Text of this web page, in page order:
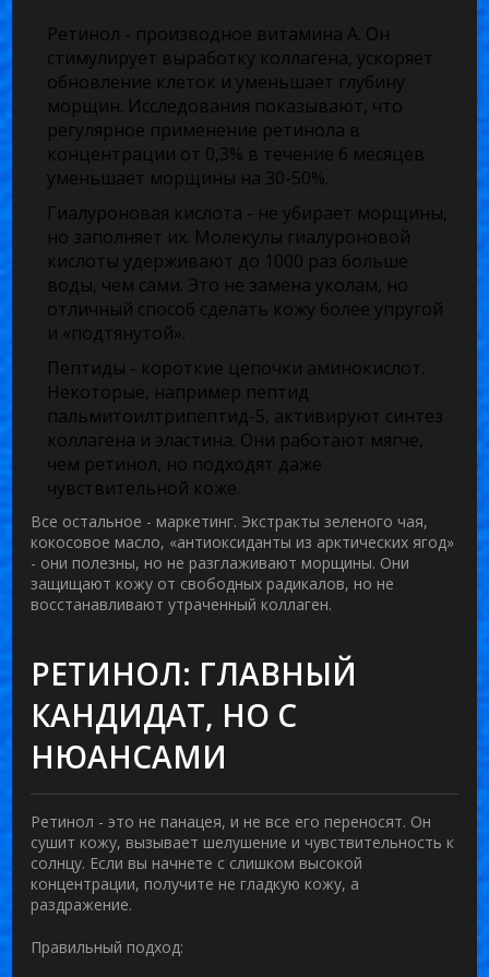
Ретинол - производное витамина А. Он
стимулирует выработку коллагена, ускоряет
обновление клеток и уменьшает глубину
морщин. Исследования показывают, что
регулярное применение ретинола в
концентрации от 0,3% в течение 6 месяцев
уменьшает морщины на 30-50%.
Гиалуроновая кислота - не убирает морщины,
но заполняет их. Молекулы гиалуроновой
кислоты удерживают до 1000 раз больше
воды, чем сами. Это не замена уколам, но
отличный способ сделать кожу более упругой
и «подтянутой».
Пептиды - короткие цепочки аминокислот.
Некоторые, например пептид
пальмитоилтрипептид-5, активируют синтез
коллагена и эластина. Они работают мягче,
чем ретинол, но подходят даже
чувствительной коже.
Все остальное - маркетинг. Экстракты зеленого чая,
кокосовое масло, «антиоксиданты из арктических ягод»
- они полезны, но не разглаживают морщины. Они
защищают кожу от свободных радикалов, но не
восстанавливают утраченный коллаген.
РЕТИНОЛ: ГЛАВНЫЙ
КАНДИДАТ, НО С
НЮАНСАМИ
Ретинол - это не панацея, и не все его переносят. Он
сушит кожу, вызывает шелушение и чувствительность к
солнцу. Если вы начнете с слишком высокой
концентрации, получите не гладкую кожу, а
раздражение.
Правильный подход: